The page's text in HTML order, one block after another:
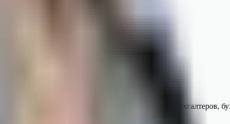
1С.
руководителей, кадровиков, экономистов, бухгалтеров,